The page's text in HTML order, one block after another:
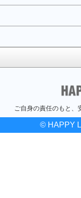
ご自身の責任のもと、
© HAPPY